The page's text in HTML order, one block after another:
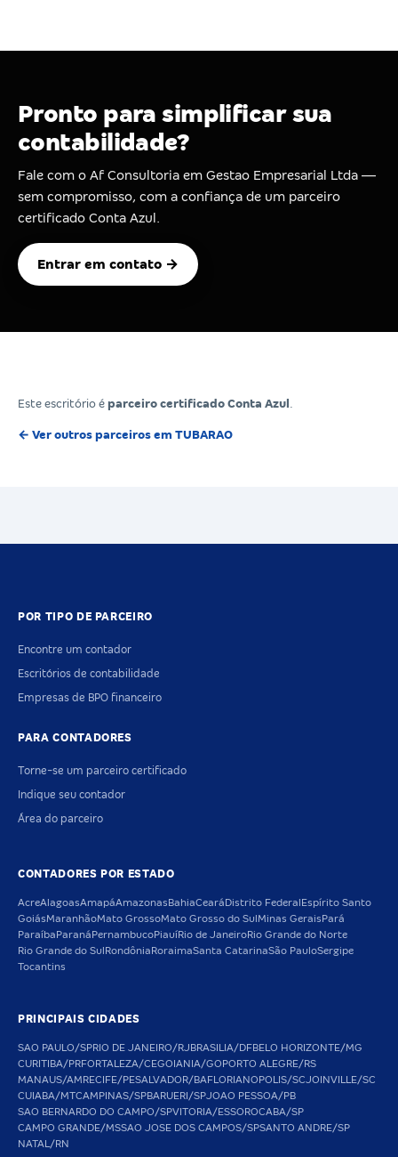
Pronto para simplificar sua
contabilidade?
Fale com o Af Consultoria em Gestao Empresarial Ltda —
sem compromisso, com a confiança de um parceiro
certificado Conta Azul.
Entrar em contato →
Este escritório é parceiro certificado Conta Azul
← Ver outros parceiros em TUBARAO
POR TIPO DE PARCEIRO
Encontre um contador
Escritórios de contabilidade
Empresas de BPO financeiro
PARA CONTADORES
Torne-se um parceiro certificado
Indique seu contador
Área do parceiro
CONTADORES POR ESTADO
AcreAlagoasAmapáAmazonas BahiaCeará Distrito Federal Espírito Santo
GoiásMaranhãoMato GrossoMato Grosso do Sul Minas Gerais Pará
Paraíba Paraná PernambucoPiauíRio de JaneiroRio Grande do Norte
Rio Grande do Sul Rondônia RoraimaSanta CatarinaSão PauloSergipe
Tocantins
PRINCIPAIS CIDADES
SAO PAULO/SPRIO DE JANEIRO/RJBRASILIA/DFBELO HORIZONTE/MG
CURITIBA/PRFORTALEZA/CEGOIANIA/GOPORTO ALEGRE/RS
MANAUS/AMRECIFE/PESALVADOR/BAFLORIANOPOLIS/SCJOINVILLE/SC
CUIABA/MTCAMPINAS/SPBARUERI/SPJOAO PESSOA/PB
SAO BERNARDO DO CAMPO/SPVITORIA/ESSOROCABA/SP
CAMPO GRANDE/MSSAO JOSE DOS CAMPOS/SPSANTO ANDRE/SP
NATAL/RN